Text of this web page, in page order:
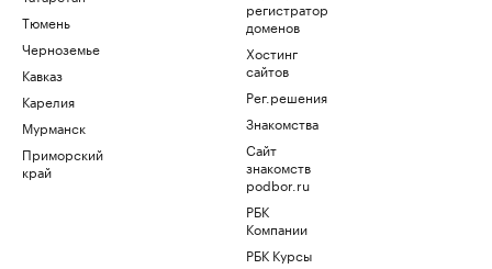
Тюмень
Черноземье
Кавказ
Карелия
Мурманск
Приморский
край
регистратор
доменов
Хостинг
сайтов
Рег.решения
Знакомства
Сайт
знакомств
podbor.ru
РБК
Компании
РБК Курсы